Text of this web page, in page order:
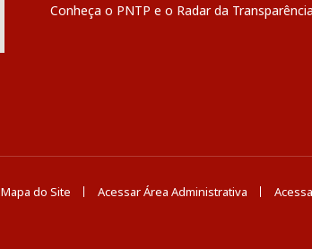
Conheça o PNTP e o Radar da
Mapa do Site Acessar Área Administrativa